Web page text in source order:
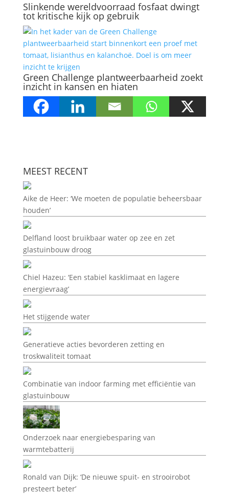
Slinkende wereldvoorraad fosfaat dwingt
tot kritische kijk op gebruik
Green Challenge plantweerbaarheid zoekt
inzicht in kansen en hiaten
MEEST RECENT
Aike de Heer: ‘We moeten de populatie beheersbaar
houden’
Delfland loost bruikbaar water op zee en zet
glastuinbouw droog
Chiel Hazeu: ‘Een stabiel kasklimaat en lagere
energievraag’
Het stijgende water
Generatieve acties bevorderen zetting en
troskwaliteit tomaat
Combinatie van indoor farming met efficiëntie van
glastuinbouw
Onderzoek naar energiebesparing van
warmtebatterij
Ronald van Dijk: ‘De nieuwe spuit- en strooirobot
presteert beter’